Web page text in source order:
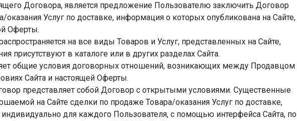
Договора, является предложение Пользователю заключить Договор
оказания Услуг по доставке, информация о которых опубликована на Сайте,
Оферты.
на все виды Товаров и Услуг, представленных на Сайте,
присутствуют в каталоге или в других разделах Сайта.
общие условия договорных отношений, возникающих между Продавцом
Сайта и настоящей Оферты.
представляет собой Договор с открытыми условиями. Существенные
на Сайте сделки по продаже Товара/оказания Услуг по доставке,
для каждого Пользователя, с помощью интерфейса Сайта, по